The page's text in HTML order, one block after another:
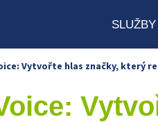
SLUŽBY
Vytvořte hlas značky, který